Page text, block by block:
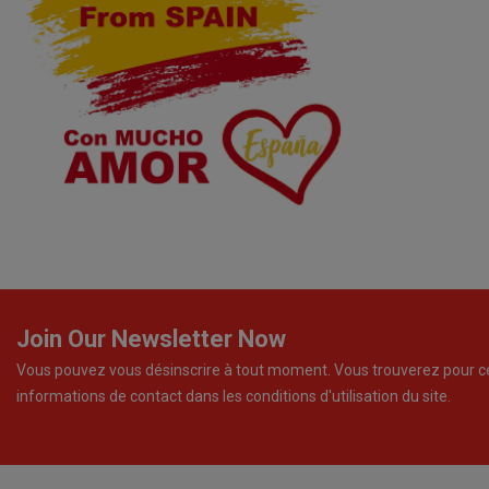
Join Our Newsletter Now
Vous pouvez vous désinscrire à tout moment. Vous trouverez pour
informations de contact dans les conditions d'utilisation du site.